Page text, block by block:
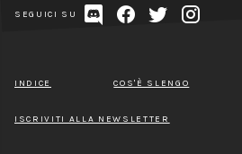
SEGUICI SU
INDICE COS'È SLENGO
ISCRIVITI ALLA NEWSLETTER